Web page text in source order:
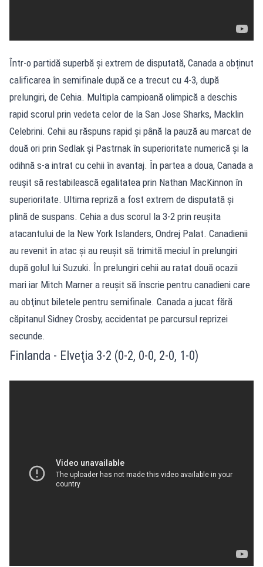
Într‑o partidă superbă şi extrem de disputată, Canada a obținut
calificarea în semifinale după ce a trecut cu 4‑3, după
prelungiri, de Cehia. Multipla campioană olimpică a deschis
rapid scorul prin vedeta celor de la San Jose Sharks, Macklin
Celebrini. Cehii au răspuns rapid și până la pauză au marcat de
două ori prin Sedlak și Pastrnak în superioritate numerică și la
odihnă s-a intrat cu cehii în avantaj. În partea a doua, Canada a
reușit să restabilească egalitatea prin Nathan MacKinnon în
superioritate. Ultima repriză a fost extrem de disputată și
plină de suspans. Cehia a dus scorul la 3-2 prin reușita
atacantului de la New York Islanders, Ondrej Palat. Canadienii
au revenit în atac și au reușit să trimită meciul în prelungiri
după golul lui Suzuki. În prelungiri cehii au ratat două ocazii
mari iar Mitch Marner a reuşit să înscrie pentru canadieni care
au obţinut biletele pentru semifinale. Canada a jucat fără
căpitanul Sidney Crosby, accidentat pe parcursul reprizei
secunde.
Finlanda - Elveţia 3-2 (0-2, 0-0, 2-0, 1-0)